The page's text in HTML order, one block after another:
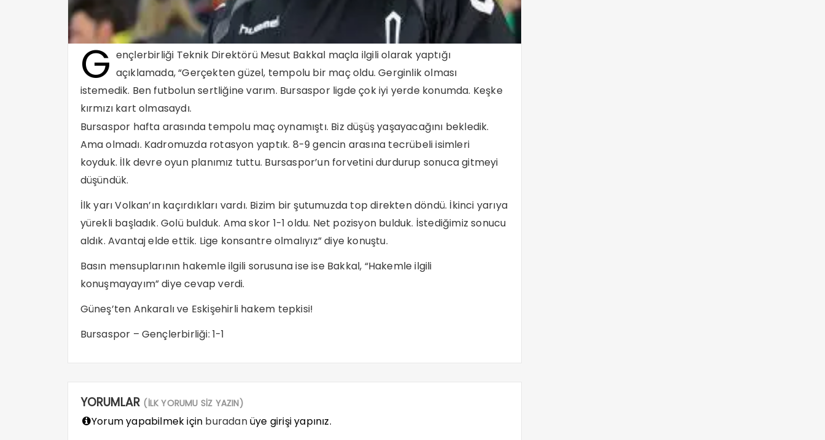
G ençlerbirliği Teknik Direktörü Mesut Bakkal maçla ilgili olarak yaptığı
açıklamada, “Gerçekten güzel, tempolu bir maç oldu. Gerginlik olması
istemedik. Ben futbolun sertliğine varım. Bursaspor ligde çok iyi yerde konumda. Keşke
kırmızı kart olmasaydı.
Bursaspor hafta arasında tempolu maç oynamıştı. Biz düşüş yaşayacağını bekledik.
Ama olmadı. Kadromuzda rotasyon yaptık. 8-9 gencin arasına tecrübeli isimleri
koyduk. İlk devre oyun planımız tuttu. Bursaspor’un forvetini durdurup sonuca gitmeyi
düşündük.
İlk yarı Volkan’ın kaçırdıkları vardı. Bizim bir şutumuzda top direkten döndü. İkinci yarıya
yürekli başladık. Golü bulduk. Ama skor 1-1 oldu. Net pozisyon bulduk. İstediğimiz sonucu
aldık. Avantaj elde ettik. Lige konsantre olmalıyız” diye konuştu.
Basın mensuplarının hakemle ilgili sorusuna ise ise Bakkal, “Hakemle ilgili
konuşmayayım” diye cevap verdi.
Güneş’ten Ankaralı ve Eskişehirli hakem tepkisi!
Bursaspor – Gençlerbirliği: 1-1
YORUMLAR (İLK YORUMU SİZ YAZIN)
Yorum yapabilmek için buradanüye girişi yapınız.